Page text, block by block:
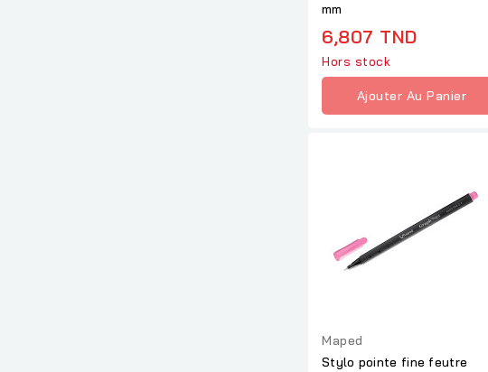
mm
6,807 TND
Hors stock
Ajouter Au Panier
Maped
Stylo pointe fine feutre